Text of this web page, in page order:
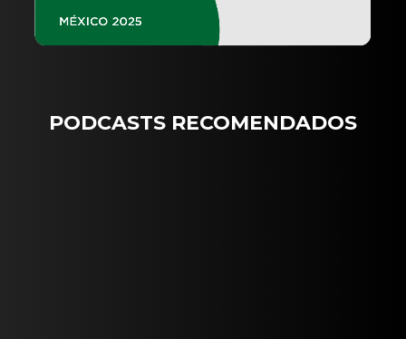
PODCASTS RECOMENDADOS